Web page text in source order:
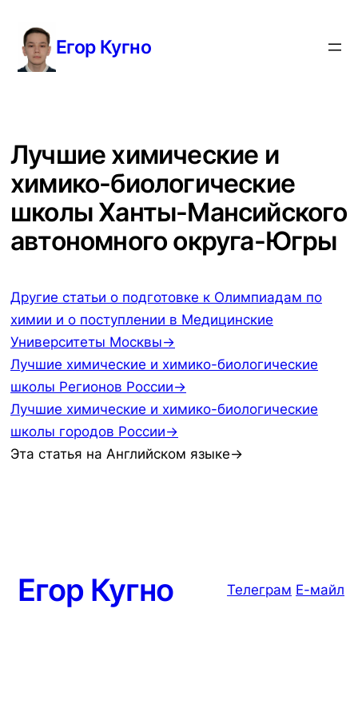
содержимому
Егор Кугно
Лучшие химические и
химико-биологические
школы Ханты-Мансийского
автономного округа-Югры
Другие статьи о подготовке к Олимпиадам по
химии и о поступлении в Медицинские
Университеты Москвы→
Лучшие химические и химико-биологические
школы Регионов России→
Лучшие химические и химико-биологические
школы городов России→
Эта статья на Английском языке→
Егор Кугно Телеграм Е-майл